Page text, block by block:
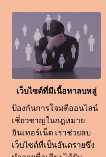
เว็บไซต์ที่มีเนื้อหาลบหลู่
ป้องกันการโจมตีออนไลน์
เชี่ยวชาญในกฎหมาย
อินเทอร์เน็ต เราช่วยลบ
เว็บไซต์ที่เป็นอันตรายซึ่ง